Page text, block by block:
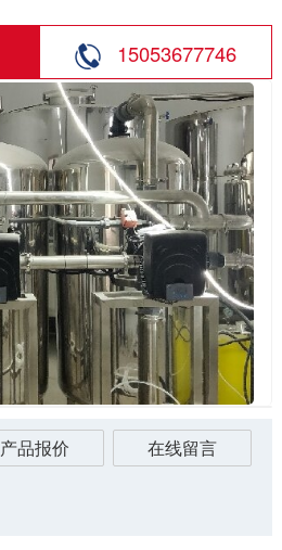
15053677746
产品报价
在线留言